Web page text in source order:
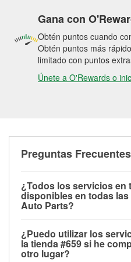
Gana con
Obtén puntos cuando
Obtén puntos más
limitado con puntos
Únete a O'Rewards o
Preguntas Frecuentes
¿Todos los servicios en
disponibles en todas
Auto Parts?
las pruebas de batería,
motor de arranque,
¿Puedo utilizar los
la tienda #659 si he
otro lugar?